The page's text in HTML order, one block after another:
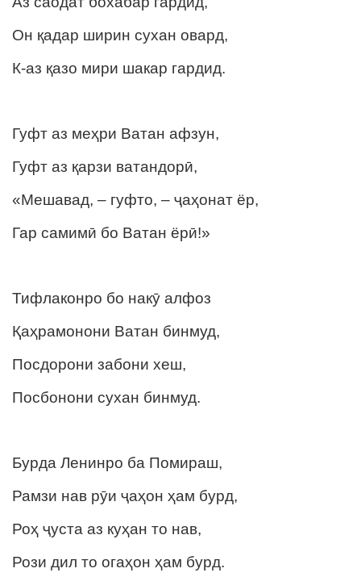
Он қадар ширин сухан овард,
К-аз қазо мири шакар гардид.
Гуфт аз меҳри Ватан афзун,
Гуфт аз қарзи ватандорӣ,
«Мешавад, – гуфто, – ҷаҳонат ёр,
Гар самимӣ бо Ватан ёрӣ!»
Тифлаконро бо накӯ алфоз
Қаҳрамонони Ватан бинмуд,
Посдорони забони хеш,
Посбонони сухан бинмуд.
Бурда Ленинро ба Помираш,
Рамзи нав рӯи ҷаҳон ҳам бурд,
Роҳ ҷуста аз куҳан то нав,
Рози дил то огаҳон ҳам бурд.